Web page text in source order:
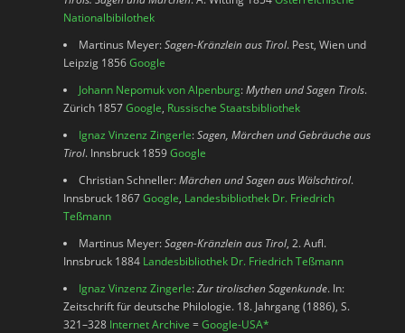
Nationalbibilothek
Martinus Meyer:Sagen-Kränzlein aus Tirol. Pest, Wien und
Leipzig 1856Google
Johann Nepomuk von Alpenburg:Mythen und Sagen Tirols.
Zürich 1857Google, Russische Staatsbibliothek
Ignaz Vinzenz Zingerle:Sagen, Märchen und Gebräuche aus
Tirol. Innsbruck 1859Google
Christian Schneller:Märchen und Sagen aus Wälschtirol.
Innsbruck 1867Google, Landesbibliothek Dr. Friedrich
Teßmann
Martinus Meyer:Sagen-Kränzlein aus Tirol, 2. Aufl.
Innsbruck 1884 Landesbibliothek Dr. Friedrich Teßmann
Ignaz Vinzenz Zingerle:Zur tirolischen Sagenkunde. In:
Zeitschrift für deutsche Philologie. 18. Jahrgang (1886), S.
321–328 Internet Archive =Google-USA*